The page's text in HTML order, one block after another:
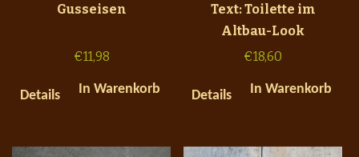
Gusseisen
€11,98
Details In Warenkorb
Text: Toilette im
Altbau-Look
€18,60
Details In Warenkorb